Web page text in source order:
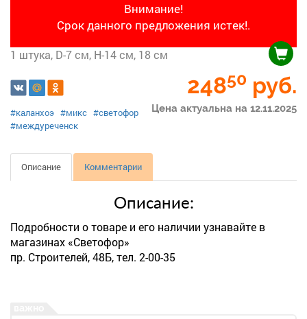
Внимание!
Срок данного предложения истек!.
1 штука, D-7 см, H-14 см, 18 см
24850 руб.
Цена актуальна на 12.11.2025
#каланхоэ #микс #светофор
#междуреченск
Описание Комментарии
Описание:
Подробности о товаре и его наличии узнавайте в
магазинах «Светофор»
пр. Строителей, 48Б, тел. 2-00-35